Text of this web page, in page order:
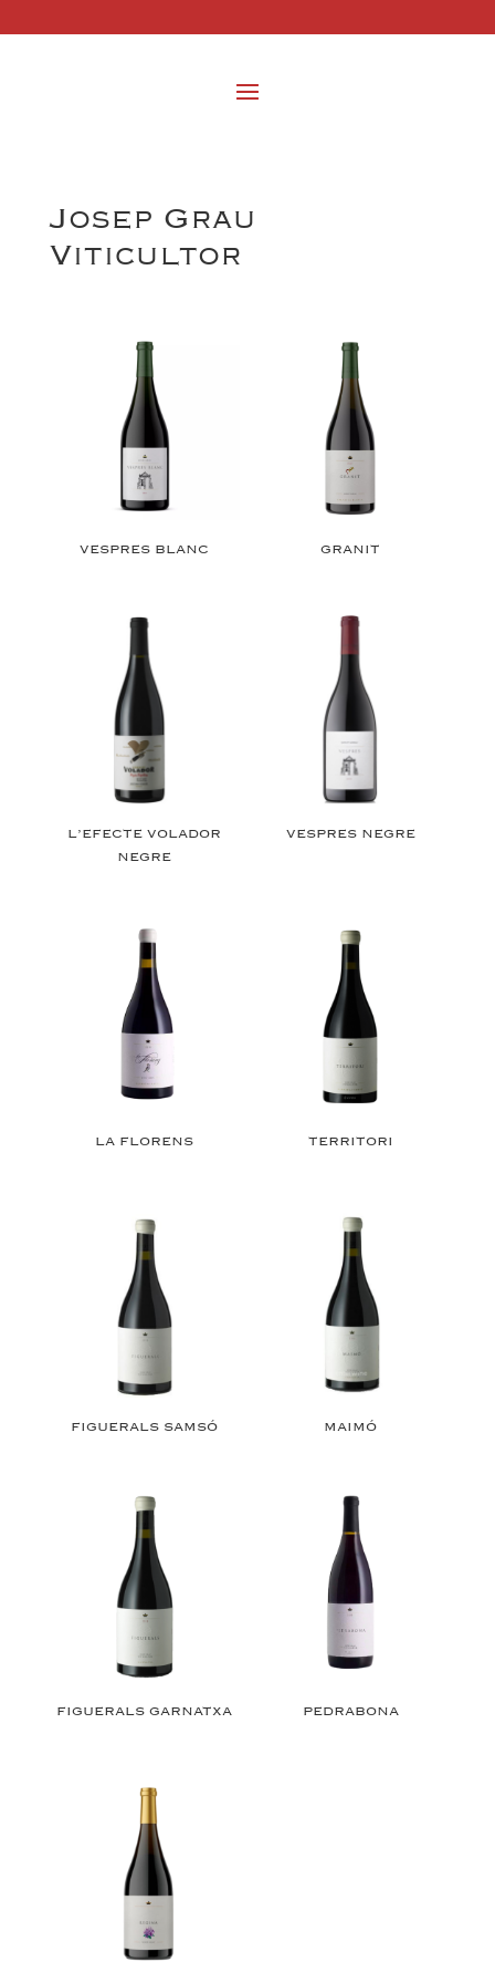
Josep Grau
Viticultor
VESPRES BLANC GRANIT
L’EFECTE VOLADOR
NEGRE
VESPRES NEGRE
LA FLORENS TERRITORI
FIGUERALS SAMSÓ MAIMÓ
FIGUERALS GARNATXA PEDRABONA